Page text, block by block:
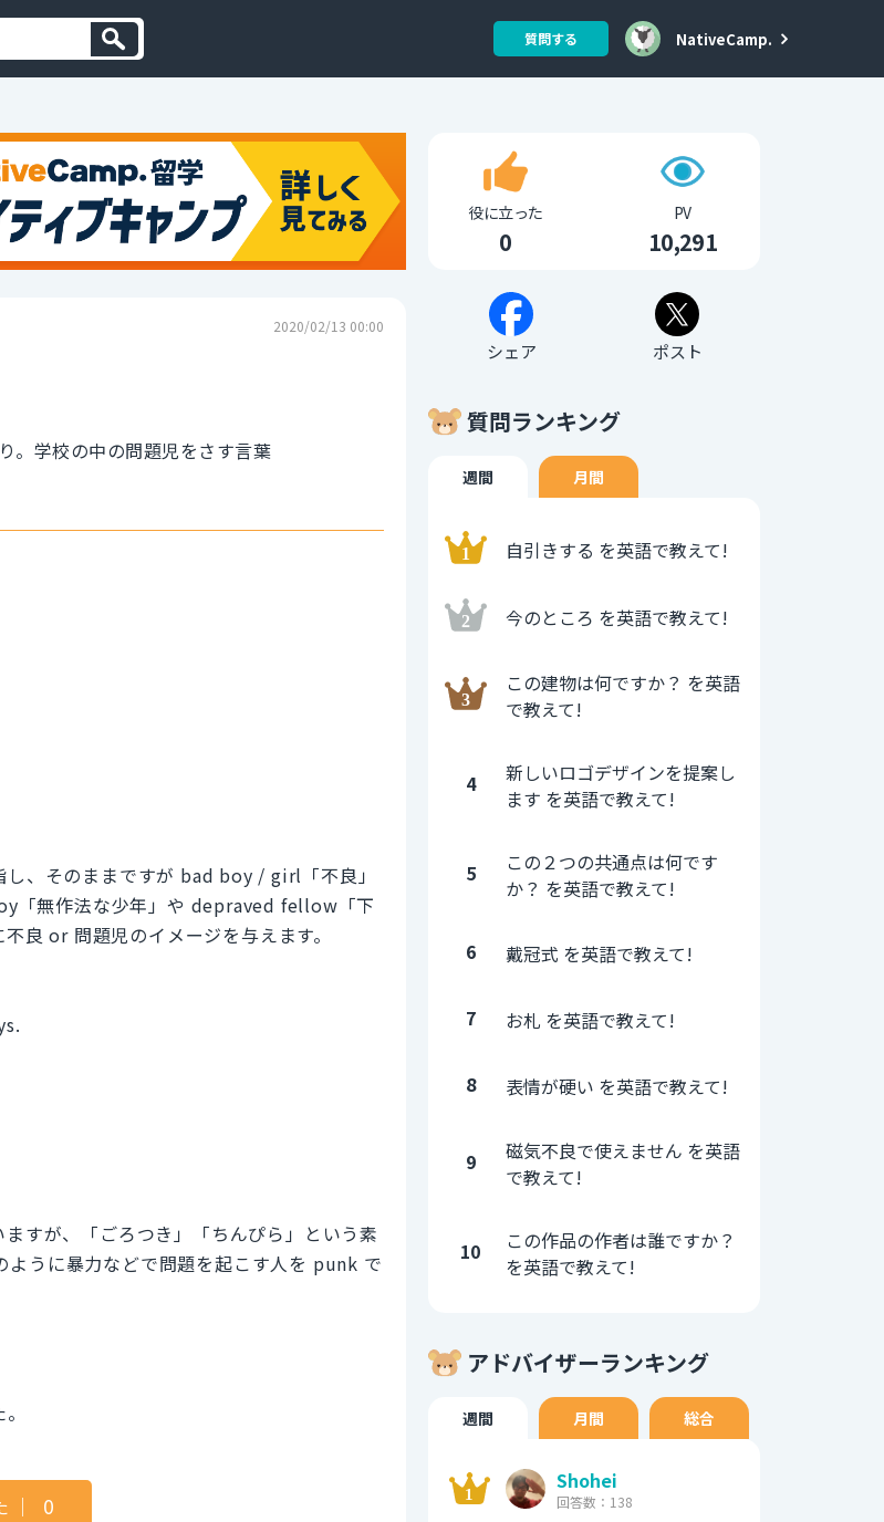
質問する NativeCamp.
2020/02/13 00:00
。学校の中の問題児をさす言葉
、そのままですが bad boy / girl「不良」
「無作法な少年」や depraved fellow「下
良 or 問題児のイメージを与えます。
すが、「ごろつき」「ちんぴら」という素
うに暴力などで問題を起こす人を punk で
｜ 0
役に立った
0
PV
10,291
シェア ポスト
質問ランキング
週間 月間
自引きする を英語で教えて!
今のところ を英語で教えて!
この建物は何ですか？ を英語
で教えて!
4
新しいロゴデザインを提案し
ます を英語で教えて!
5
この２つの共通点は何です
か？ を英語で教えて!
6 戴冠式 を英語で教えて!
7 お札 を英語で教えて!
8 表情が硬い を英語で教えて!
9
磁気不良で使えません を英語
で教えて!
10
この作品の作者は誰ですか？
を英語で教えて!
アドバイザーランキング
週間 月間 総合
Shohei
回答数：138